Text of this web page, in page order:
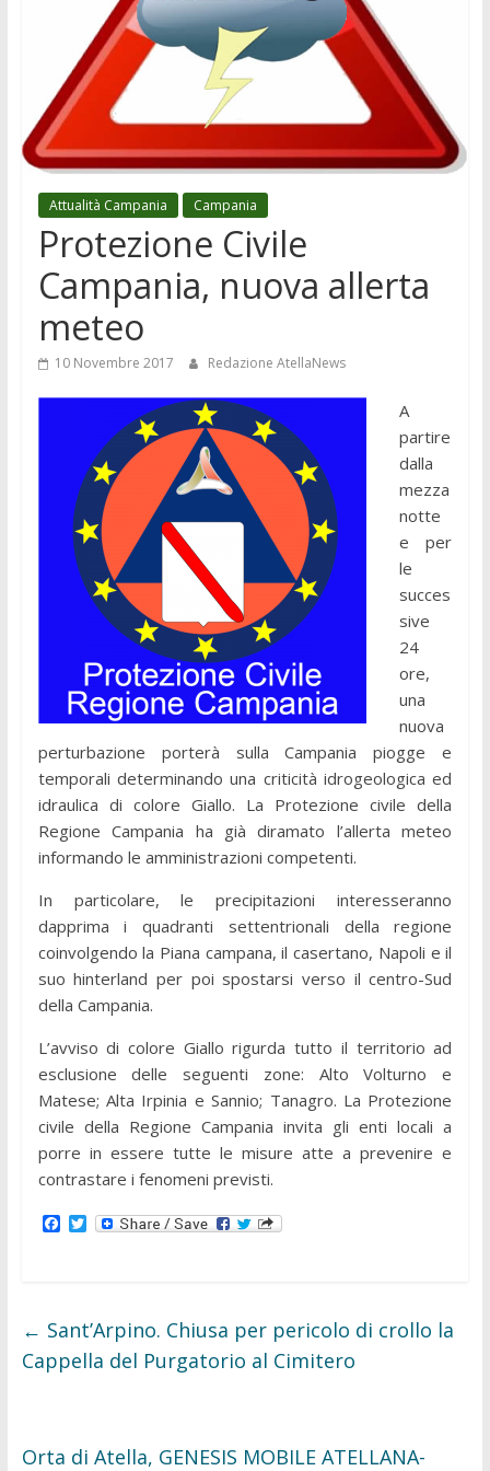
Attualità Campania Campania
Protezione Civile
Campania, nuova allerta
meteo
10 Novembre 2017 Redazione AtellaNews
A
partire
dalla
mezza
notte
e per
le
succes
sive
24
ore,
una
nuova
perturbazione porterà sulla Campania piogge e
temporali determinando una criticità idrogeologica ed
idraulica di colore Giallo. La Protezione civile della
Regione Campania ha già diramato l’allerta meteo
informando le amministrazioni competenti.
In particolare, le precipitazioni interesseranno
dapprima i quadranti settentrionali della regione
coinvolgendo la Piana campana, il casertano, Napoli e il
suo hinterland per poi spostarsi verso il centro-Sud
della Campania.
L’avviso di colore Giallo rigurda tutto il territorio ad
esclusione delle seguenti zone: Alto Volturno e
Matese; Alta Irpinia e Sannio; Tanagro. La Protezione
civile della Regione Campania invita gli enti locali a
porre in essere tutte le misure atte a prevenire e
contrastare i fenomeni previsti.
F
o
T
r
← Sant’Arpino. Chiusa per pericolo di crollo la
Cappella del Purgatorio al Cimitero
Orta di Atella, GENESIS MOBILE ATELLANA-